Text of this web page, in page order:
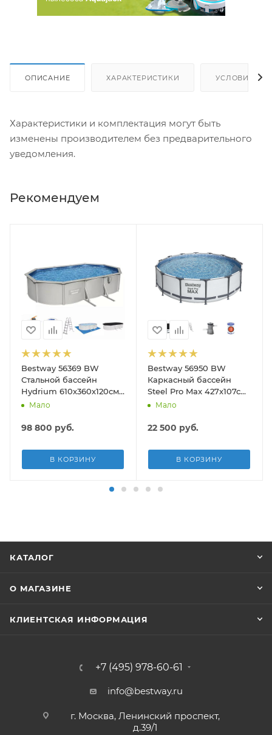
ОПИСАНИЕ ХАРАКТЕРИСТИКИ УСЛОВИЯ
Характеристики и комплектация могут быть
изменены производителем без предварительного
уведомления.
Рекомендуем
Bestway 56369 BW
Стальной бассейн
Hydrium 610х360х120см,
19929л, песч.фил.-нас
подст.
Мало
98 800 руб.
В КОРЗИНУ
Bestway 56950 BW
Каркасный бассейн
Steel Pro Max 427х107см,
13030л, фил.-насос
Мало
22 500 руб.
В КОРЗИНУ
КАТАЛОГ
О МАГАЗИНЕ
КЛИЕНТСКАЯ ИНФОРМАЦИЯ
+7 (495) 978-60-61
info@bestway.ru
г. Москва, Ленинский проспект,
д.39/1